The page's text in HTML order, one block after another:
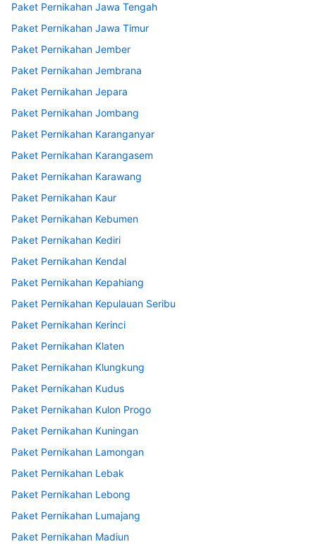
Paket Pernikahan Jawa Tengah
Paket Pernikahan Jawa Timur
Paket Pernikahan Jember
Paket Pernikahan Jembrana
Paket Pernikahan Jepara
Paket Pernikahan Jombang
Paket Pernikahan Karanganyar
Paket Pernikahan Karangasem
Paket Pernikahan Karawang
Paket Pernikahan Kaur
Paket Pernikahan Kebumen
Paket Pernikahan Kediri
Paket Pernikahan Kendal
Paket Pernikahan Kepahiang
Paket Pernikahan Kepulauan Seribu
Paket Pernikahan Kerinci
Paket Pernikahan Klaten
Paket Pernikahan Klungkung
Paket Pernikahan Kudus
Paket Pernikahan Kulon Progo
Paket Pernikahan Kuningan
Paket Pernikahan Lamongan
Paket Pernikahan Lebak
Paket Pernikahan Lebong
Paket Pernikahan Lumajang
Paket Pernikahan Madiun